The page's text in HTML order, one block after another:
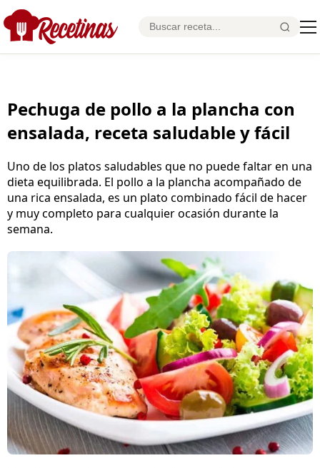
Pechuga de pollo a la plancha con
ensalada, receta saludable y fácil
Uno de los platos saludables que no puede faltar en una
dieta equilibrada. El pollo a la plancha acompañado de
una rica ensalada, es un plato combinado fácil de hacer
y muy completo para cualquier ocasión durante la
semana.